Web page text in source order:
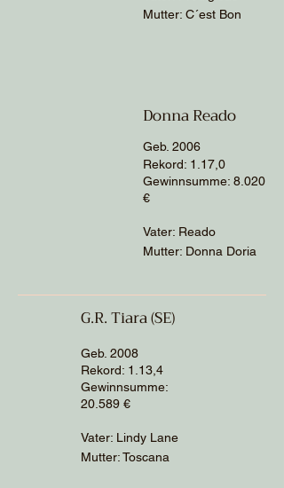
Mutter: C´est Bon
Donna Reado
Geb. 2006
Rekord: 1.17,0
Gewinnsumme: 8.020
€
Vater: Reado
Mutter: Donna Doria
G.R. Tiara (SE)
Geb. 2008
Rekord: 1.13,4
Gewinnsumme:
20.589 €
Vater: Lindy Lane
Mutter: Toscana